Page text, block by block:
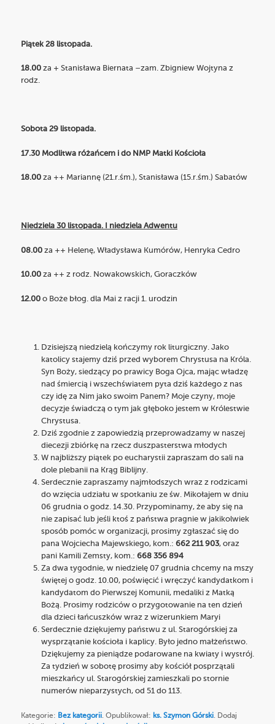
Piątek 28 listopada.
18.00 za + Stanisława Biernata –zam. Zbigniew Wojtyna z
rodz.
Sobota 29 listopada.
17.30 Modlitwa różańcem i do NMP Matki Kościoła
18.00za ++ Mariannę (21.r.śm.), Stanisława (15.r.śm.) Sabatów
Niedziela 30 listopada. I niedziela Adwentu
08.00za ++ Helenę, Władysława Kumórów, Henryka Cedro
10.00za ++ z rodz. Nowakowskich, Goraczków
12.00o Boże błog. dla Mai z racji 1. urodzin
Dzisiejszą niedzielą kończymy rok liturgiczny. Jako
katolicy stajemy dziś przed wyborem Chrystusa na Króla.
Syn Boży, siedzący po prawicy Boga Ojca, mając władzę
nad śmiercią i wszechświatem pyta dziś każdego z nas
czy idę za Nim jako swoim Panem? Moje czyny, moje
decyzje świadczą o tym jak głęboko jestem w Królestwie
Chrystusa.
Dziś zgodnie z zapowiedzią przeprowadzamy w naszej
diecezji zbiórkę na rzecz duszpasterstwa młodych
W najbliższy piątek po eucharystii zapraszam do sali na
dole plebanii na Krąg Biblijny.
Serdecznie zapraszamy najmłodszych wraz z rodzicami
do wzięcia udziału w spotkaniu ze św. Mikołajem w dniu
06 grudnia o godz. 14.30. Przypominamy, że aby się na
nie zapisać lub jeśli ktoś z państwa pragnie w jakikolwiek
sposób pomóc w organizacji, prosimy zgłaszać się do
pana Wojciecha Majewskiego, kom.: 662 211 903, oraz
pani Kamili Zemsty, kom.: 668 356 894
Za dwa tygodnie, w niedzielę 07 grudnia chcemy na mszy
świętej o godz. 10.00, poświęcić i wręczyć kandydatkom i
kandydatom do Pierwszej Komunii, medaliki z Matką
Bożą. Prosimy rodziców o przygotowanie na ten dzień
dla dzieci łańcuszków wraz z wizerunkiem Maryi
Serdecznie dziękujemy państwu z ul. Starogórskiej za
wysprzątanie kościoła i kaplicy. Było jedno małżeństwo.
Dziękujemy za pieniądze podarowane na kwiaty i wystrój.
Za tydzień w sobotę prosimy aby kościół posprzątali
mieszkańcy ul. Starogórskiej zamieszkali po stornie
numerów nieparzystych, od 51 do 113.
Kategorie: Bez kategorii. Opublikował: ks. Szymon Górski. Dodaj